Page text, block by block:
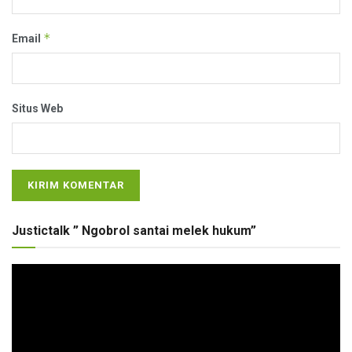
Email *
Situs Web
Justictalk ” Ngobrol santai melek hukum”